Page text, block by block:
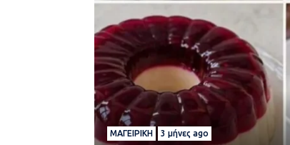
ΜΑΓΕΙΡΙΚΉ 3 μήνες ago